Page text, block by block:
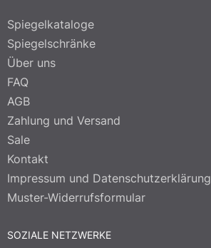
Spiegelkataloge
Spiegelschränke
Über uns
FAQ
AGB
Zahlung und Versand
Sale
Kontakt
Impressum und Datenschutzerklärung
Muster-Widerrufsformular
SOZIALE NETZWERKE